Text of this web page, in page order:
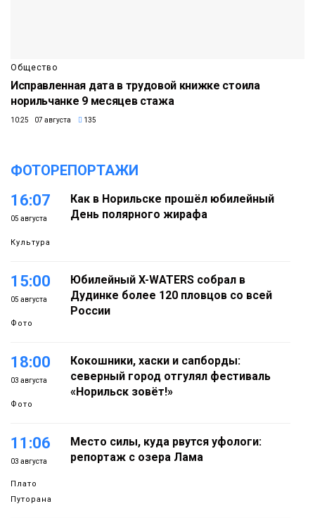
Общество
Исправленная дата в трудовой книжке стоила
норильчанке 9 месяцев стажа
10:25 07 августа 135
ФОТОРЕПОРТАЖИ
16:07
05 августа
Культура
Как в Норильске прошёл юбилейный
День полярного жирафа
15:00
05 августа
Фото
Юбилейный X-WATERS собрал в
Дудинке более 120 пловцов со всей
России
18:00
03 августа
Фото
Кокошники, хаски и сапборды:
северный город отгулял фестиваль
«Норильск зовёт!»
11:06
03 августа
Плато
Путорана
Место силы, куда рвутся уфологи:
репортаж с озера Лама